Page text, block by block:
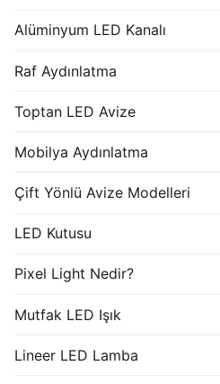
Alüminyum LED Kanalı
Raf Aydınlatma
Toptan LED Avize
Mobilya Aydınlatma
Çift Yönlü Avize Modelleri
LED Kutusu
Pixel Light Nedir?
Mutfak LED Işık
Lineer LED Lamba